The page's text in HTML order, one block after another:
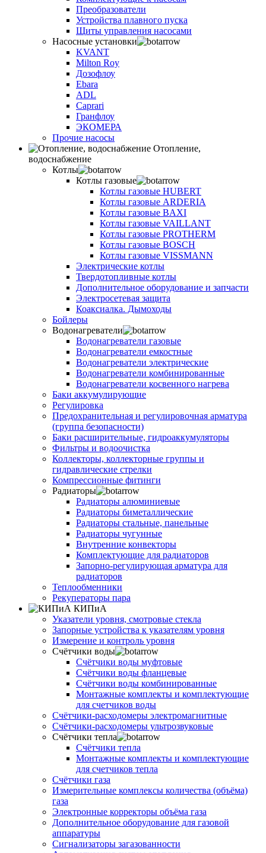
Преобразователи
Устройства плавного пуска
Щиты управления насосами
Насосные установки
KVANT
Milton Roy
Дозофлоу
Ebara
ADL
Caprari
Гранфлоу
ЭКОМЕРА
Прочие насосы
Отопление,
водоснабжение
Котлы
Котлы газовые
Котлы газовые HUBERT
Котлы газовые ARDERIA
Котлы газовые BAXI
Котлы газовые VAILLANT
Котлы газовые PROTHERM
Котлы газовые BOSCH
Котлы газовые VISSMANN
Электрические котлы
Твердотопливные котлы
Дополнительное оборудование и запчасти
Электросетевая защита
Коаксиалка. Дымоходы
Бойлеры
Водонагреватели
Водонагреватели газовые
Водонагреватели емкостные
Водонагреватели электрические
Водонагреватели комбинированные
Водонагреватели косвенного нагрева
Баки аккумулирующие
Регулировка
Предохранительная и регулировочная арматура
(группа безопасности)
Баки расширительные, гидроаккумуляторы
Фильтры и водоочистка
Коллекторы, коллекторные группы и
гидравлические стрелки
Компрессионные фитинги
Радиаторы
Радиаторы алюминиевые
Радиаторы биметаллические
Радиаторы стальные, панельные
Радиаторы чугунные
Внутренние конвекторы
Комплектующие для радиаторов
Запорно-регулирующая арматура для
радиаторов
Теплообменники
Рекуператоры пара
КИПиА
Указатели уровня, смотровые стекла
Запорные устройства к указателям уровня
Измерение и контроль уровня
Счётчики воды
Счётчики воды муфтовые
Счётчики воды фланцевые
Счётчики воды комбинированные
Монтажные комплекты и комплектующие
для счетчиков воды
Счётчики-расходомеры электромагнитные
Счётчики-расходомеры ультрозвуковые
Счётчики тепла
Счётчики тепла
Монтажные комплекты и комплектующие
для счетчиков тепла
Счётчики газа
Измерительные комплексы количества (объёма)
газа
Электронные корректоры объёма газа
Дополнительное оборудование для газовой
аппаратуры
Сигнализаторы загазованности